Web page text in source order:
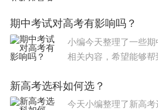
取分数线分别为：农作
菜生产类494分，畜牧
期中考试对高考有影响吗？
小编今天整理了一些
相关内容，希望能够帮到大家。
试，但是高考的成绩一
期末中体现，另外可以
新高考选科如何选？
今天小编整理了新高考